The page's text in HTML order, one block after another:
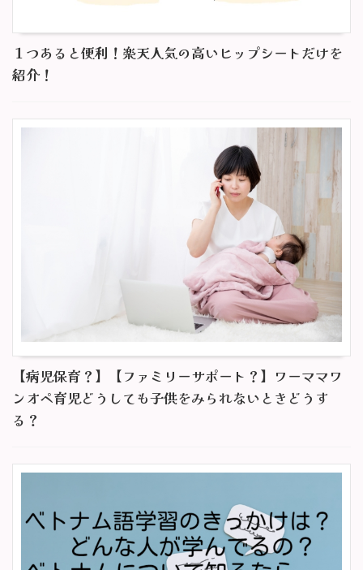
１つあると便利！楽天人気の高いヒップシートだけを
紹介！
【病児保育？】【ファミリーサポート？】ワーママワ
ンオペ育児どうしても子供をみられないときどうす
る？